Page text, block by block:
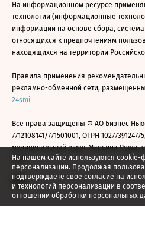
На нашем сайте используются cookie-
персонализации. Продолжая
подтверждаете свое согласие на
и технологий персонализации в
отношении обработки персональных
На информационном ресурсе
технологии (информационные
информации на основе сбора,
относящихся к предпочтениям
находящихся на территории
Правила применения
рекламно-обменной сети,
24smi
Все права защищены © АО Бизнес
7712108141/771501001, ОГРН
муниципальный округ Марьина Роща,
2026